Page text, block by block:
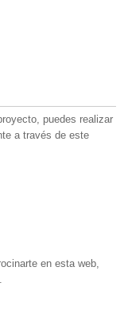
puedes realizar
a través de este
en esta web,